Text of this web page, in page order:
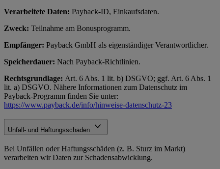
Verarbeitete Daten: Payback-ID, Einkaufsdaten.
Zweck: Teilnahme am Bonusprogramm.
Empfänger: Payback GmbH als eigenständiger Verantwortlicher.
Speicherdauer: Nach Payback-Richtlinien.
Rechtsgrundlage: Art. 6 Abs. 1 lit. b) DSGVO; ggf. Art. 6 Abs. 1
lit. a) DSGVO. Nähere Informationen zum Datenschutz im
Payback-Programm finden Sie unter:
https://www.payback.de/info/hinweise-datenschutz-23
Unfall- und Haftungsschaden
Bei Unfällen oder Haftungsschäden (z. B. Sturz im Markt)
verarbeiten wir Daten zur Schadensabwicklung.